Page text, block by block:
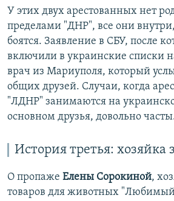
У этих двух арестованных нет
пределами "ДНР", все они
боятся. Заявление в СБУ, после
включили в украинские списки
врач из Мариуполя, который
общих друзей. Случаи, когда
"ЛДНР" занимаются на
основном друзья, довольно
История третья: хозяйка
О пропаже Елены Сорокиной,
товаров для животных